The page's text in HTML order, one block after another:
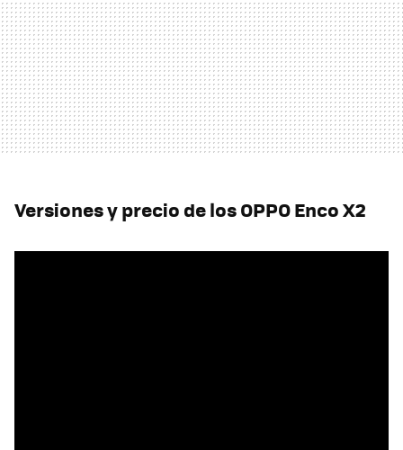
Versiones y precio de los OPPO Enco X2